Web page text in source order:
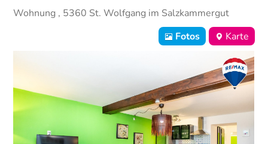
News
Wohnung , 5360 St. Wolfgang im Salzkammergut
Fotos
Karte